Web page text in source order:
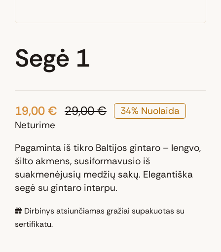
Segė 1
29,00€Original
was:
29,00 €.
19,00€
Current
is:
19,00 €.
34% Nuolaida
Neturime
Pagaminta iš tikro Baltijos gintaro – lengvo,
šilto akmens, susiformavusio iš
suakmenėjusių medžių sakų. Elegantiška
segė su gintaro intarpu.
Dirbinys atsiunčiamas gražiai supakuotas su
sertifikatu.